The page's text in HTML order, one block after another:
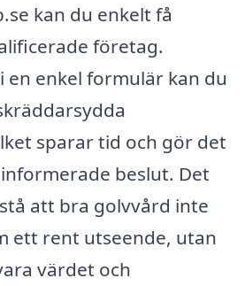
kan du enkelt få
företag.
en enkel formulär kan du
sparar tid och gör det
beslut. Det
att bra golvvård inte
ett rent utseende, utan
värdet och